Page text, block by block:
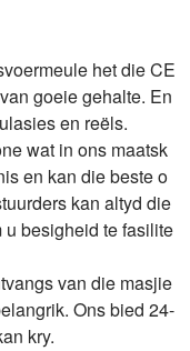
het die CE
goeie gehalte. En
en reëls.
wat in ons maatsk
en kan die beste o
kan altyd die
besigheid te fasilite
van die masjie
Ons bied 24-
kry.